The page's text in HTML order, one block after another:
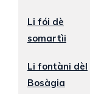
Li fói dè
somartìi
Li fontàni dèl
Bosàgia